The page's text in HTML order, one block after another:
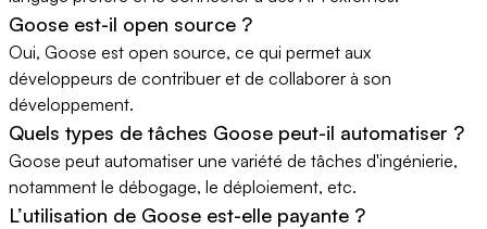
Goose est-il open source ?
Oui, Goose est open source, ce qui permet aux
développeurs de contribuer et de collaborer à son
développement.
Quels types de tâches Goose peut-il automatiser ?
Goose peut automatiser une variété de tâches d'ingénierie,
notamment le débogage, le déploiement, etc.
L’utilisation de Goose est-elle payante ?